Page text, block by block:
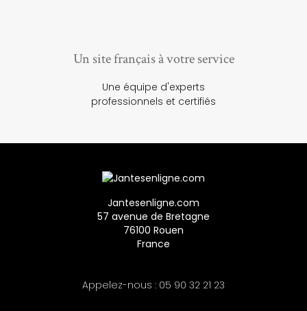
Un site français à votre service
Une équipe d'experts
professionnels et certifiés
Jantesenligne.com
57 avenue de Bretagne
76100 Rouen
France
Appelez-nous : 05 90 32 21 23